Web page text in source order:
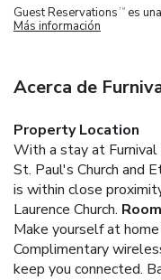
Guest Reservations TM
es
Más información
Acerca de
Property Location
With a stay at
St. Paul's Church and
is within close
Laurence Church.
Make yourself at
Complimentary
keep you connected.